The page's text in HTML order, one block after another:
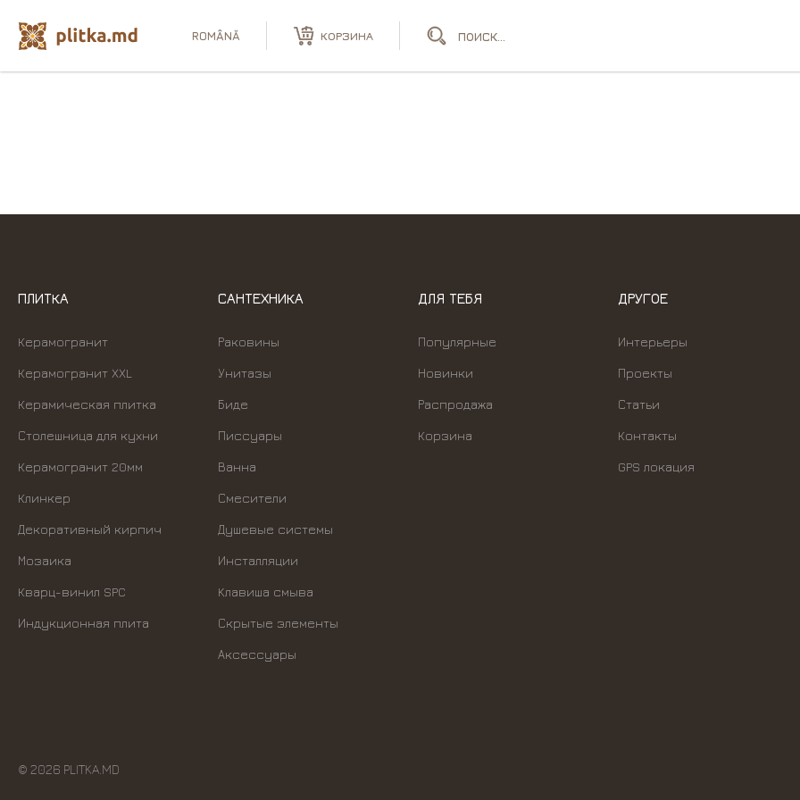
ROMÂNĂ КОРЗИНА
ПЛИТКА САНТЕХНИКА OUTLET ИНТЕРЬЕРЫ ПРОЕКТЫ
ПЛИТКА
Керамогранит
Керамогранит XXL
Керамическая плитка
Столешница для кухни
Керамогранит 20мм
Клинкер
Декоративный кирпич
Мозаика
Кварц-винил SPC
Индукционная плита
САНТЕХНИКА
Раковины
Унитазы
Биде
Писсуары
Ванна
Смесители
Душевые системы
Инсталляции
Kлавиша смыва
Скрытые элементы
Аксессуары
ДЛЯ ТЕБЯ
Популярные
Новинки
Распродажа
Корзина
ДРУГОЕ
Интерьеры
Проекты
Статьи
Контакты
GPS локация
© 2026 PLITKA.MD